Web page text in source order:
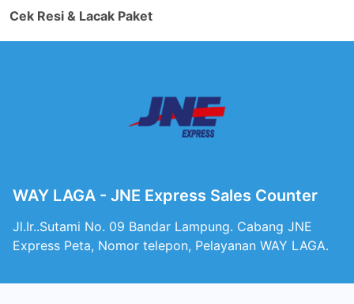
Cek Resi & Lacak Paket
WAY LAGA - JNE Express Sales Counter
Jl.Ir..Sutami No. 09 Bandar Lampung. Cabang JNE
Express Peta, Nomor telepon, Pelayanan WAY LAGA.